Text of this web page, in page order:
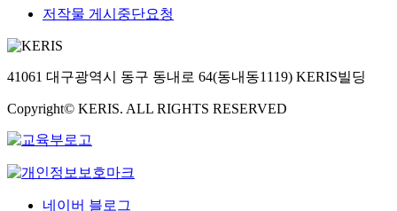
저작물 게시중단요청
41061 대구광역시 동구 동내로 64(동내동1119) KERIS빌딩
Copyright© KERIS. ALL RIGHTS RESERVED
네이버 블로그